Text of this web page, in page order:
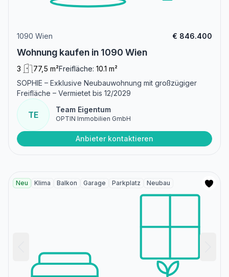
1090 Wien € 846.400
Wohnung kaufen in 1090 Wien
3 77,5 m²Freifläche: 10.1 m²
SOPHIE – Exklusive Neubauwohnung mit großzügiger
Freifläche – Vermietet bis 12/2029
TE
Team Eigentum
OPTIN Immobilien GmbH
Anbieter kontaktieren
Neu Klima Balkon Garage Parkplatz Neubau